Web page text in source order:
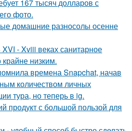
167 тысяч долларов с
фото.
домашние разносолы осенне
- Xviii веках санитарное
низким.
времена Snapchat, начав
количеством личных
тура, но теперь в ig.
продукт с большой пользой для